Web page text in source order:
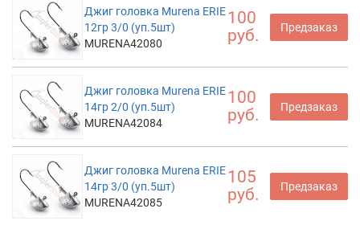
Джиг головка Murena ERIE
12гр 3/0 (уп.5шт)
MURENA42080
100
руб.
Предзаказ
Джиг головка Murena ERIE
14гр 2/0 (уп.5шт)
MURENA42084
100
руб.
Предзаказ
Джиг головка Murena ERIE
14гр 3/0 (уп.5шт)
MURENA42085
105
руб.
Предзаказ